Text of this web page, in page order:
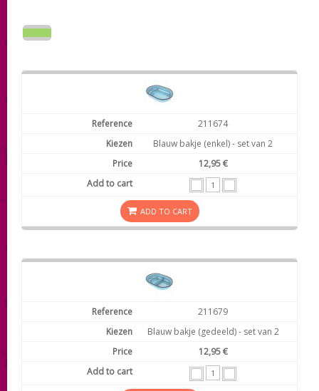
211674
Blauw bakje (enkel) - set van 2
12,95 €
ADD TO CART
211679
Blauw bakje (gedeeld) - set van 2
12,95 €